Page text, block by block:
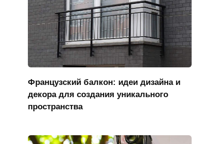
Французский балкон: идеи дизайна и
декора для создания уникального
пространства